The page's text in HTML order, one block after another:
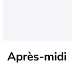
Après-midi